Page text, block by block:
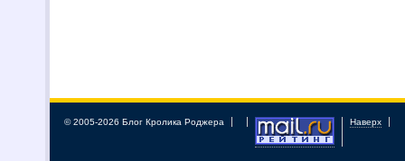
© 2005-2026 Блог Кролика Роджера Наверх